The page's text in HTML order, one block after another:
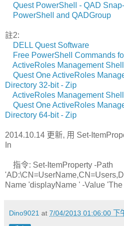
Quest PowerShell - QAD
PowerShell and QADGroup
註2:
DELL Quest Software
Free PowerShell Commands
ActiveRoles Management
Quest One ActiveRoles
Directory 32-bit - Zip
ActiveRoles Management
Quest One ActiveRoles
Directory 64-bit - Zip
2014.10.14 更新, 用 Set-
In
指令: Set-ItemProperty -Path
Name 'displayName ' -Value
Dino9021 at 7/04/2013 01:06:00 下